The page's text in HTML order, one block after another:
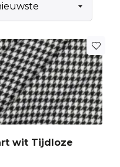
wit Tijdloze